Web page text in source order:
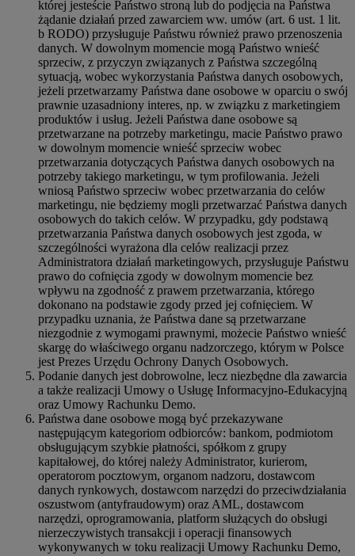
której jesteście Państwo stroną lub do podjęcia na Państwa
żądanie działań przed zawarciem ww. umów (art. 6 ust. 1 lit.
b RODO) przysługuje Państwu również prawo przenoszenia
danych. W dowolnym momencie mogą Państwo wnieść
sprzeciw, z przyczyn związanych z Państwa szczególną
sytuacją, wobec wykorzystania Państwa danych osobowych,
jeżeli przetwarzamy Państwa dane osobowe w oparciu o swój
prawnie uzasadniony interes, np. w związku z marketingiem
produktów i usług. Jeżeli Państwa dane osobowe są
przetwarzane na potrzeby marketingu, macie Państwo prawo
w dowolnym momencie wnieść sprzeciw wobec
przetwarzania dotyczących Państwa danych osobowych na
potrzeby takiego marketingu, w tym profilowania. Jeżeli
wniosą Państwo sprzeciw wobec przetwarzania do celów
marketingu, nie będziemy mogli przetwarzać Państwa danych
osobowych do takich celów. W przypadku, gdy podstawą
przetwarzania Państwa danych osobowych jest zgoda, w
szczególności wyrażona dla celów realizacji przez
Administratora działań marketingowych, przysługuje Państwu
prawo do cofnięcia zgody w dowolnym momencie bez
wpływu na zgodność z prawem przetwarzania, którego
dokonano na podstawie zgody przed jej cofnięciem. W
przypadku uznania, że Państwa dane są przetwarzane
niezgodnie z wymogami prawnymi, możecie Państwo wnieść
skargę do właściwego organu nadzorczego, którym w Polsce
jest Prezes Urzędu Ochrony Danych Osobowych.
Podanie danych jest dobrowolne, lecz niezbędne dla zawarcia
a także realizacji Umowy o Usługę Informacyjno-Edukacyjną
oraz Umowy Rachunku Demo.
Państwa dane osobowe mogą być przekazywane
następującym kategoriom odbiorców: bankom, podmiotom
obsługującym szybkie płatności, spółkom z grupy
kapitałowej, do której należy Administrator, kurierom,
operatorom pocztowym, organom nadzoru, dostawcom
danych rynkowych, dostawcom narzędzi do przeciwdziałania
oszustwom (antyfraudowym) oraz AML, dostawcom
narzędzi, oprogramowania, platform służących do obsługi
nierzeczywistych transakcji i operacji finansowych
wykonywanych w toku realizacji Umowy Rachunku Demo,